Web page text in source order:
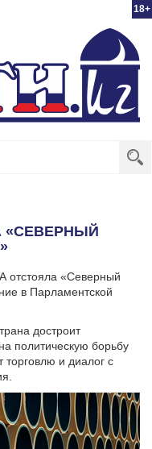
18+
«СЕВЕРНЫЙ
отстояла «Северный
в Парламентской
достроит
политическую борьбу
торговлю и диалог с